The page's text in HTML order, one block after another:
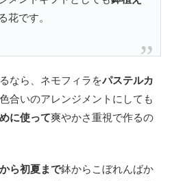
花です。
なら、ネモフィラをパステルカ
合いのアレンジメントにしても
に使って爽やかさ重視で作るの
ら初夏まで鉢からこぼれんばか